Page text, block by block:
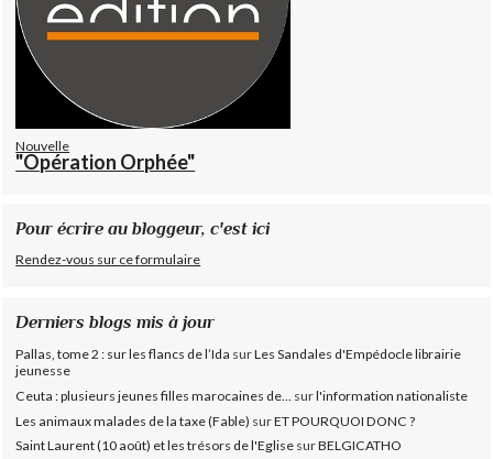
Nouvelle
"Opération Orphée"
Pour écrire au bloggeur, c'est ici
Rendez-vous sur ce formulaire
Derniers blogs mis à jour
Pallas, tome 2 : sur les flancs de l’Ida surLes Sandales d'Empédocle librairie
jeunesse
Ceuta : plusieurs jeunes filles marocaines de...
surl'information nationaliste
Les animaux malades de la taxe (Fable) surET POURQUOI DONC ?
Saint Laurent (10 août) et les trésors de l'Eglise surBELGICATHO